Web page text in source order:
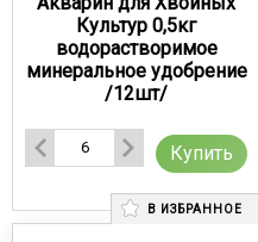
Культур 0,5кг
водорастворимое
минеральное удобрение
/12шт/
Купить
В ИЗБРАННОЕ